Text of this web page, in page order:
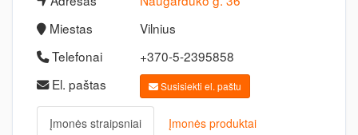
Miestas
Vilnius
Telefonai
+370-5-2395858
El. paštas
Susisiekti el. paštu
Įmonės straipsniai Įmonės produktai